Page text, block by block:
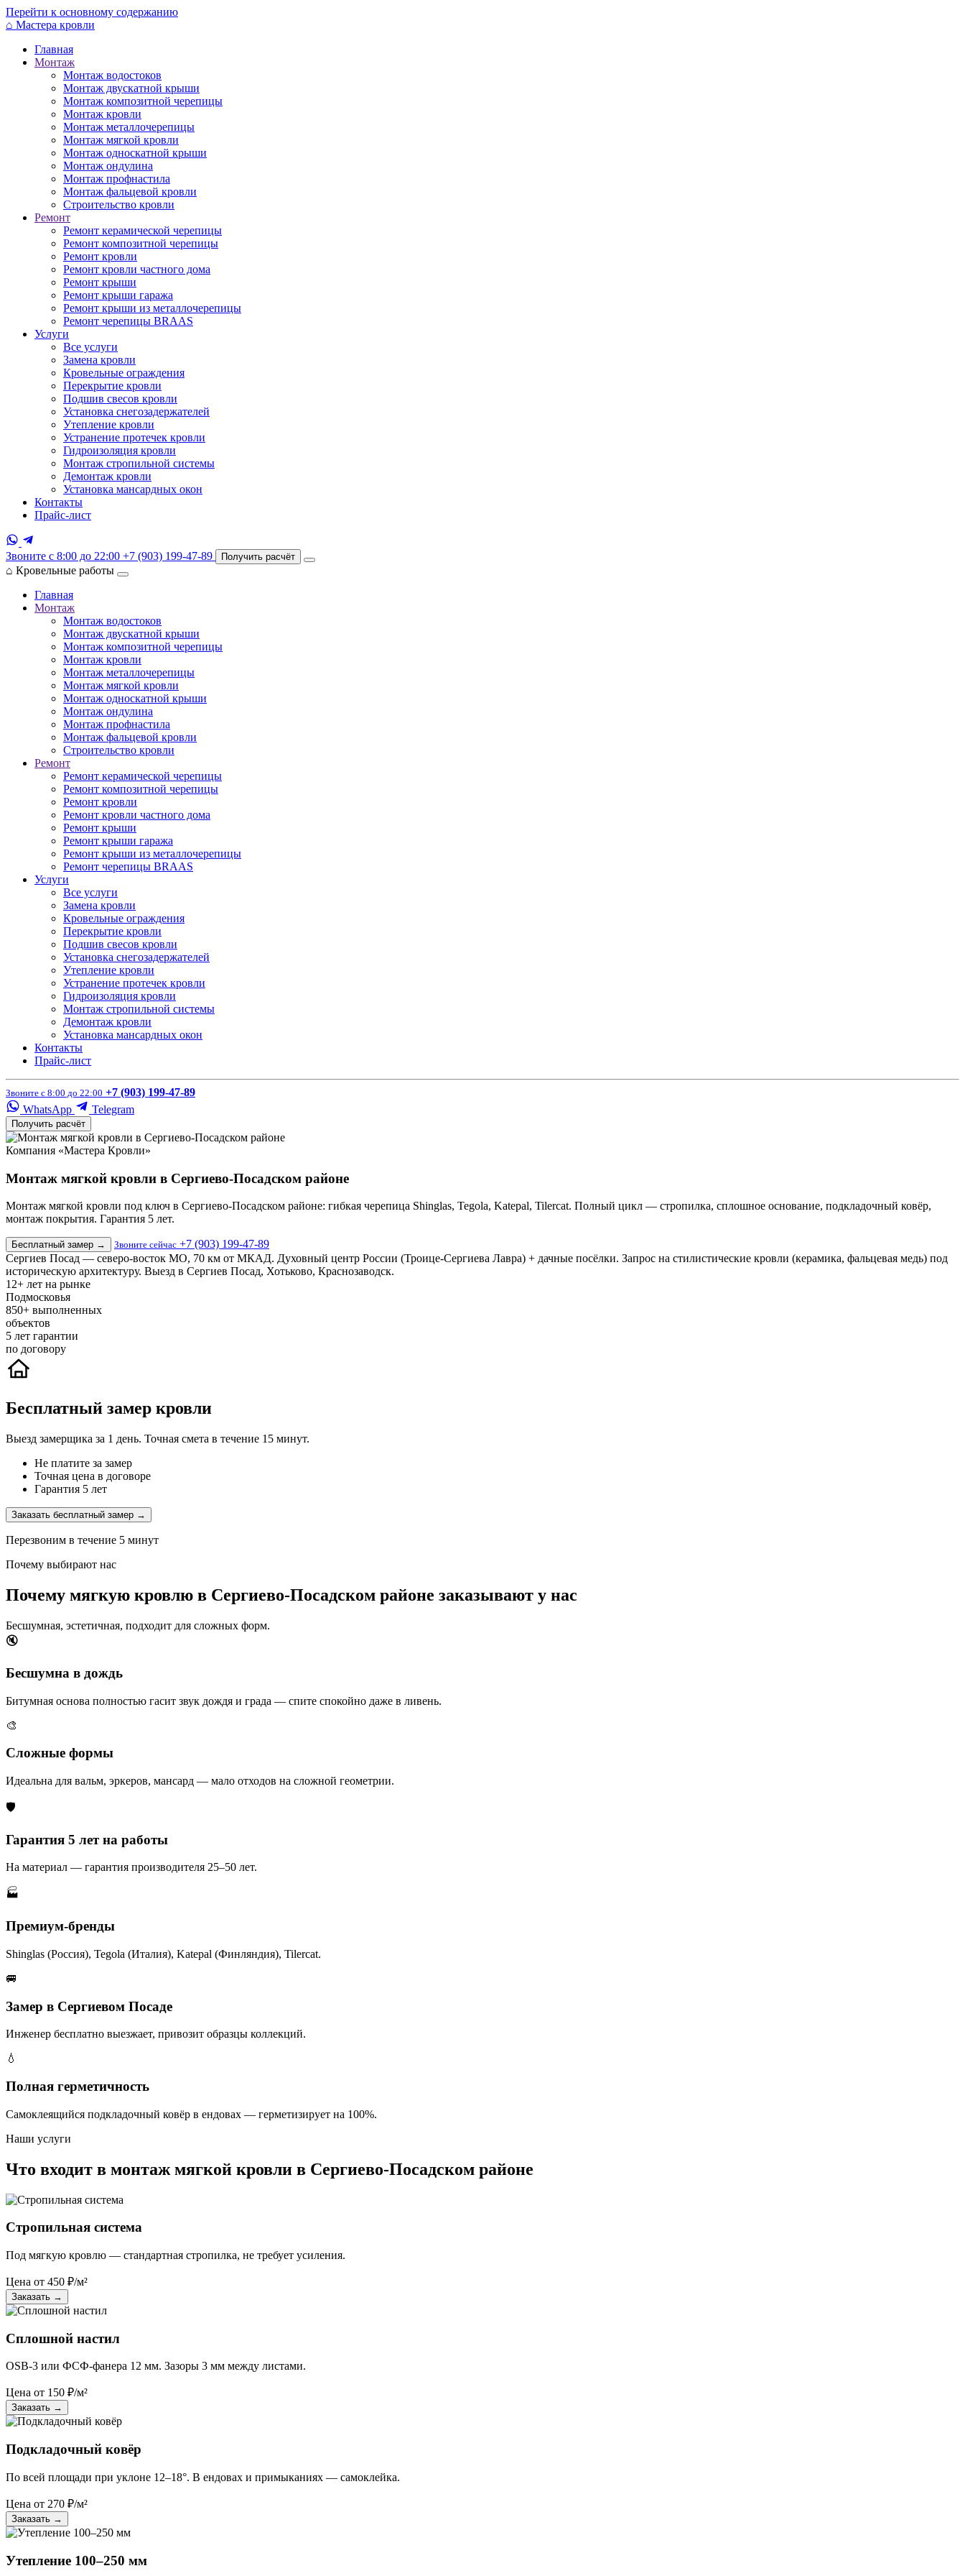
Перейти к основному содержанию
⌂ Мастера кровли
Главная
Монтаж
Монтаж водостоков
Монтаж двускатной крыши
Монтаж композитной черепицы
Монтаж кровли
Монтаж металлочерепицы
Монтаж мягкой кровли
Монтаж односкатной крыши
Монтаж ондулина
Монтаж профнастила
Монтаж фальцевой кровли
Строительство кровли
Ремонт
Ремонт керамической черепицы
Ремонт композитной черепицы
Ремонт кровли
Ремонт кровли частного дома
Ремонт крыши
Ремонт крыши гаража
Ремонт крыши из металлочерепицы
Ремонт черепицы BRAAS
Услуги
Все услуги
Замена кровли
Кровельные ограждения
Перекрытие кровли
Подшив свесов кровли
Установка снегозадержателей
Утепление кровли
Устранение протечек кровли
Гидроизоляция кровли
Монтаж стропильной системы
Демонтаж кровли
Установка мансардных окон
Контакты
Прайс-лист
Звоните с 8:00 до 22:00 +7 (903) 199-47-89 Получить расчёт
⌂ Кровельные работы
Главная
Монтаж
Монтаж водостоков
Монтаж двускатной крыши
Монтаж композитной черепицы
Монтаж кровли
Монтаж металлочерепицы
Монтаж мягкой кровли
Монтаж односкатной крыши
Монтаж ондулина
Монтаж профнастила
Монтаж фальцевой кровли
Строительство кровли
Ремонт
Ремонт керамической черепицы
Ремонт композитной черепицы
Ремонт кровли
Ремонт кровли частного дома
Ремонт крыши
Ремонт крыши гаража
Ремонт крыши из металлочерепицы
Ремонт черепицы BRAAS
Услуги
Все услуги
Замена кровли
Кровельные ограждения
Перекрытие кровли
Подшив свесов кровли
Установка снегозадержателей
Утепление кровли
Устранение протечек кровли
Гидроизоляция кровли
Монтаж стропильной системы
Демонтаж кровли
Установка мансардных окон
Контакты
Прайс-лист
Звоните с 8:00 до 22:00 +7 (903) 199-47-89
WhatsApp
Telegram
Получить расчёт
Компания «Мастера Кровли»
Монтаж мягкой кровли в Сергиево-Посадском районе
Монтаж мягкой кровли под ключ в Сергиево-Посадском районе: гибкая черепица Shinglas, Tegola, Katepal, Tilercat. Полный цикл — стропилка, сплошное основание, подкладочный ковёр,
монтаж покрытия. Гарантия 5 лет.
Бесплатный замер → Звоните сейчас +7 (903) 199-47-89
Сергиев Посад — северо-восток МО, 70 км от МКАД. Духовный центр России (Троице-Сергиева Лавра) + дачные посёлки. Запрос на стилистические кровли (керамика, фальцевая медь) под
историческую архитектуру. Выезд в Сергиев Посад, Хотьково, Краснозаводск.
12+ лет на рынке
Подмосковья
850+ выполненных
объектов
5 лет гарантии
по договору
Бесплатный замер кровли
Выезд замерщика за 1 день. Точная смета в течение 15 минут.
Не платите за замер
Точная цена в договоре
Гарантия 5 лет
Заказать бесплатный замер →
Перезвоним в течение 5 минут
Почему выбирают нас
Почему мягкую кровлю в Сергиево-Посадском районе заказывают у нас
Бесшумная, эстетичная, подходит для сложных форм.
🔇
Бесшумна в дождь
Битумная основа полностью гасит звук дождя и града — спите спокойно даже в ливень.
🎨
Сложные формы
Идеальна для вальм, эркеров, мансард — мало отходов на сложной геометрии.
🛡️
Гарантия 5 лет на работы
На материал — гарантия производителя 25–50 лет.
🏭
Премиум-бренды
Shinglas (Россия), Tegola (Италия), Katepal (Финляндия), Tilercat.
🚐
Замер в Сергиевом Посаде
Инженер бесплатно выезжает, привозит образцы коллекций.
💧
Полная герметичность
Самоклеящийся подкладочный ковёр в ендовах — герметизирует на 100%.
Наши услуги
Что входит в монтаж мягкой кровли в Сергиево-Посадском районе
Стропильная система
Под мягкую кровлю — стандартная стропилка, не требует усиления.
Цена от 450 ₽/м²
Заказать →
Сплошной настил
OSB-3 или ФСФ-фанера 12 мм. Зазоры 3 мм между листами.
Цена от 150 ₽/м²
Заказать →
Подкладочный ковёр
По всей площади при уклоне 12–18°. В ендовах и примыканиях — самоклейка.
Цена от 270 ₽/м²
Заказать →
Утепление 100–250 мм